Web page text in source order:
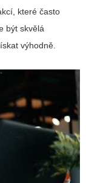
které často
být skvělá
výhodně.